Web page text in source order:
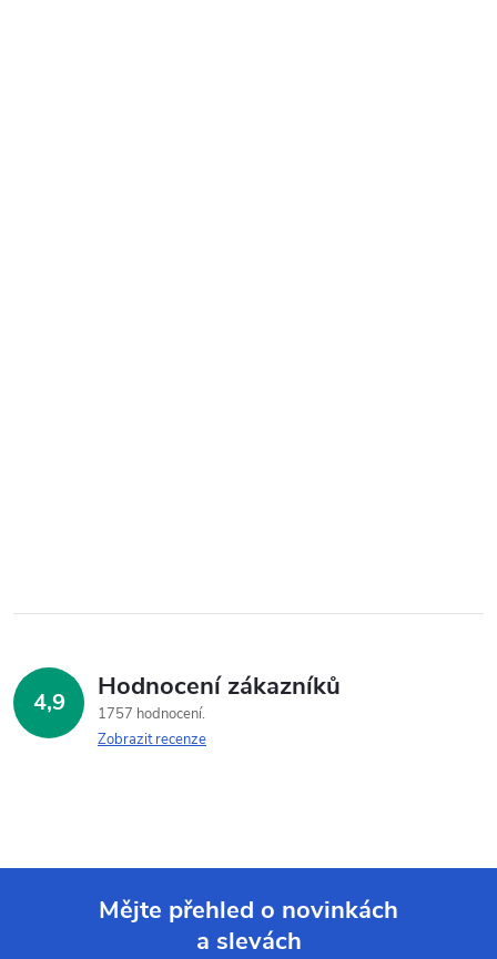
4,9 Hodnocení zákazníků
1757 hodnocení
Zobrazit recenze
Mějte přehled o novinkách
a slevách